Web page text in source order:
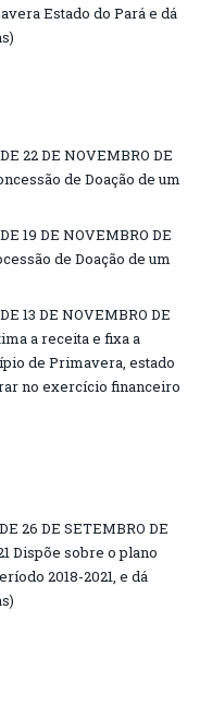
Estado do Pará e dá
22 DE NOVEMBRO DE
de Doação de um
19 DE NOVEMBRO DE
de Doação de um
13 DE NOVEMBRO DE
a receita e fixa a
de Primavera, estado
no exercício financeiro
26 DE SETEMBRO DE
Dispõe sobre o plano
2018-2021, e dá